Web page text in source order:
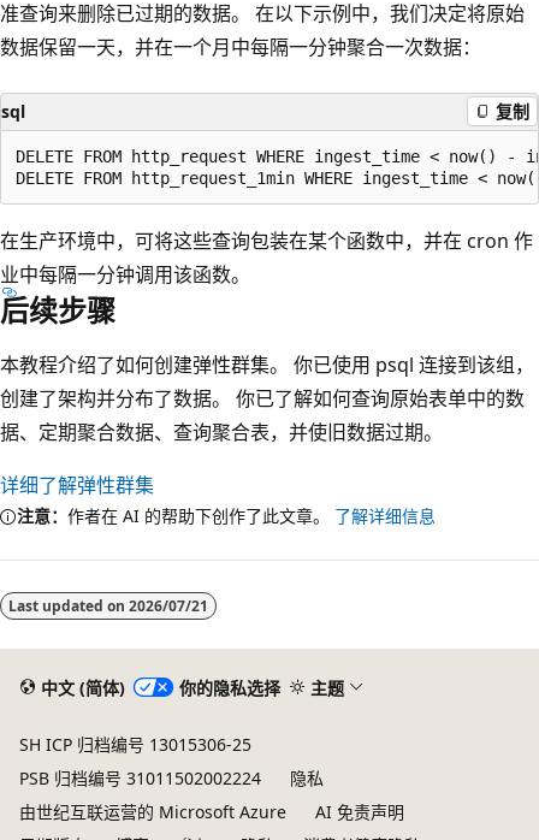
准查询来删除已过期的数据。 在以下示例中，我们决定将原始
数据保留一天，并在一个月中每隔一分钟聚合一次数据：
sql 复制
DELETE FROM http_request WHERE ingest_time <
在生产环境中，可将这些查询包装在某个函数中，并在 cron 作
业中每隔一分钟调用该函数。
后续步骤
本教程介绍了如何创建弹性群集。 你已使用 psql 连接到该组，
创建了架构并分布了数据。 你已了解如何查询原始表单中的数
据、定期聚合数据、查询聚合表，并使旧数据过期。
详细了解弹性群集
注意： 作者在 AI 的帮助下创作了此文章。 了解详细信息
Last updated on 2026/07/21
中文 (简体) 你的隐私选择 主题
SH ICP 归档编号 13015306-25
PSB 归档编号 31011502002224
隐私
由世纪互联运营的 Microsoft Azure
AI 免责声明